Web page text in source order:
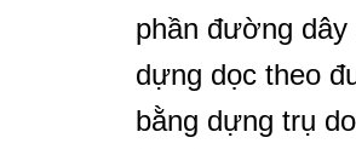
phần đường
dựng dọc theo
bằng dựng trụ